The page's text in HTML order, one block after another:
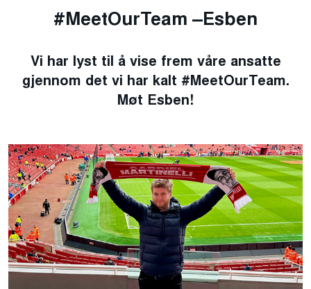
#MeetOurTeam –Esben
Vi har lyst til å vise frem våre ansatte
gjennom det vi har kalt #MeetOurTeam.
Møt Esben!